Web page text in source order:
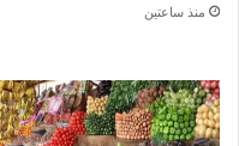
منذ ساعتين